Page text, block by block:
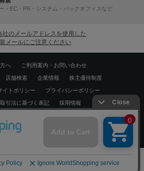
・EC・PR・システム・バックオフィスなど
社のメールアドレスを使用した
メールにご注意ください
へ ご利用案内・お問い合わせ
店舗検索 企業情報 株主優待制度
イトポリシー プライバシーポリシー
引法に基づく表記 採用情報
WORLD CO.,LTD. All rights reserved.
スマートフォン ｜PC